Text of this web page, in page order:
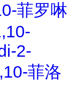
菲罗啉
2-
菲洛